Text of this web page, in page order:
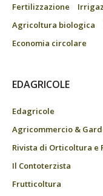
Fertilizzazione
Agricoltura biologica
Economia circolare
EDAGRICOLE
Edagricole
Agricommercio &
Rivista di Orticoltura e
Il Contoterzista
Frutticoltura